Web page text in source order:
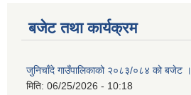
बजेट तथा कार्यक्रम
जुनिचाँदे गाउँपालिकाको २०८३/०८४ को बजेट ।
मिति: 06/25/2026 - 10:18